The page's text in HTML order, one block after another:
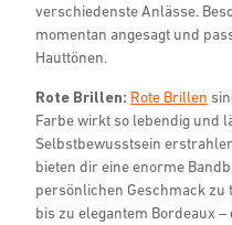
verschiedenste Anlässe.
momentan angesagt und
Hauttönen.
Rote Brillen: Rote Brillen
Farbe wirkt so lebendig und
Selbstbewusstsein
bieten dir eine enorme
persönlichen Geschmack zu
bis zu elegantem Bordeaux